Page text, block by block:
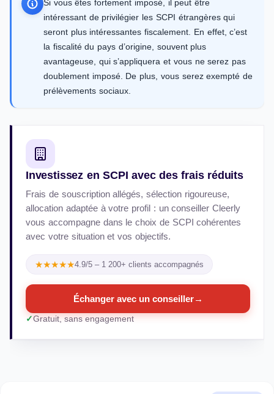
Si vous êtes fortement imposé, il peut être
intéressant de privilégier les SCPI étrangères qui
seront plus intéressantes fiscalement. En effet, c’est
la fiscalité du pays d’origine, souvent plus
avantageuse, qui s’appliquera et vous ne serez pas
doublement imposé. De plus, vous serez exempté de
prélèvements sociaux.
Investissez en SCPI avec des frais réduits
Frais de souscription allégés, sélection rigoureuse,
allocation adaptée à votre profil : un conseiller Cleerly
vous accompagne dans le choix de SCPI cohérentes
avec votre situation et vos objectifs.
★★★★★4.9/5 – 1 200+ clients accompagnés
Échanger avec un conseiller→
Gratuit, sans engagement